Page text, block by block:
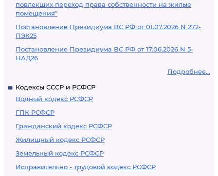
повлекших переход права собственности на жилые
помещения"
Постановление Президиума ВС РФ от 01.07.2026 N 272-
ПЭК25
Постановление Президиума ВС РФ от 17.06.2026 N 5-
НАД26
Подробнее...
Кодексы СССР и РСФСР
Водный кодекс РСФСР
ГПК РСФСР
Гражданский кодекс РСФСР
Жилищный кодекс РСФСР
Земельный кодекс РСФСР
Исправительно - трудовой кодекс РСФСР